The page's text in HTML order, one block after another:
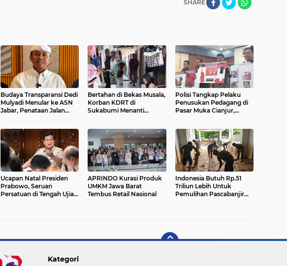
SHARE
Budaya Transparansi Dedi
Mulyadi Menular ke ASN
Jabar, Penataan Jalan
Bertahan di Bekas Musala,
Korban KDRT di
Sukabumi Menanti
Polisi Tangkap Pelaku
Penusukan Pedagang di
Pasar Muka Cianjur,
Ucapan Natal Presiden
Prabowo, Seruan
Persatuan di Tengah Ujian
APRINDO Kurasi Produk
UMKM Jawa Barat
Tembus Retail Nasional
Indonesia Butuh Rp.51
Triliun Lebih Untuk
Pemulihan Pascabanjir
Kategori